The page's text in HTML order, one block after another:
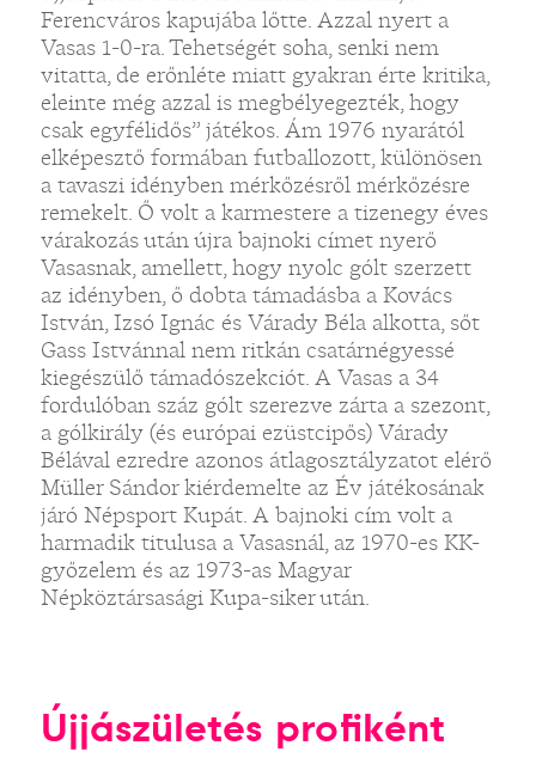
Ferencváros kapujába lőtte. Azzal nyert a
Vasas 1-0-ra. Tehetségét soha, senki nem
vitatta, de erőnléte miatt gyakran érte kritika,
eleinte még azzal is megbélyegezték, hogy
csak egyfélidős” játékos. Ám 1976 nyarától
elképesztő formában futballozott, különösen
a tavaszi idényben mérkőzésről mérkőzésre
remekelt. Ő volt a karmestere a tizenegy éves
várakozás után újra bajnoki címet nyerő
Vasasnak, amellett, hogy nyolc gólt szerzett
az idényben, ő dobta támadásba a Kovács
István, Izsó Ignác és Várady Béla alkotta, sőt
Gass Istvánnal nem ritkán csatárnégyessé
kiegészülő támadószekciót. A Vasas a 34
fordulóban száz gólt szerezve zárta a szezont,
a gólkirály (és európai ezüstcipős) Várady
Bélával ezredre azonos átlagosztályzatot elérő
Müller Sándor kiérdemelte az Év játékosának
járó Népsport Kupát. A bajnoki cím volt a
harmadik titulusa a Vasasnál, az 1970-es KK-
győzelem és az 1973-as Magyar
Népköztársasági Kupa-siker után.
Újjászületés profiként